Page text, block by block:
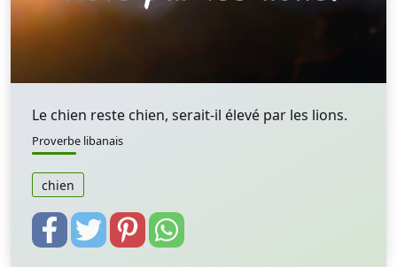
Le chien reste chien, serait-il élevé par les lions.
Proverbe libanais
chien